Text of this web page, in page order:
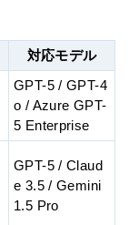
対応モデル
GPT-5 / GPT-4
o / Azure GPT-
5 Enterprise
GPT-5 / Claud
e 3.5 / Gemini
1.5 Pro